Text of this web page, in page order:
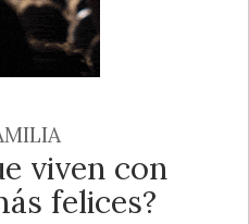
viven con
felices?